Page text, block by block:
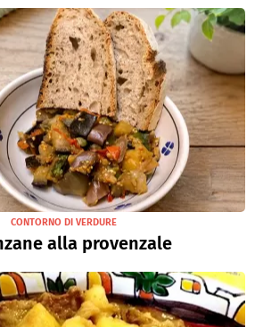
CONTORNO DI VERDURE
alla provenzale